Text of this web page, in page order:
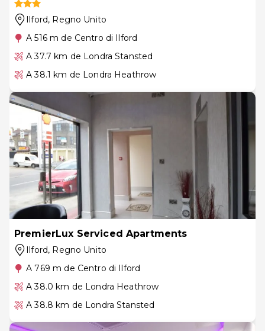
Ilford, Regno Unito
A 516 m de Centro di Ilford
A 37.7 km de Londra Stansted
A 38.1 km de Londra Heathrow
PremierLux Serviced Apartments
Ilford, Regno Unito
A 769 m de Centro di Ilford
A 38.0 km de Londra Heathrow
A 38.8 km de Londra Stansted